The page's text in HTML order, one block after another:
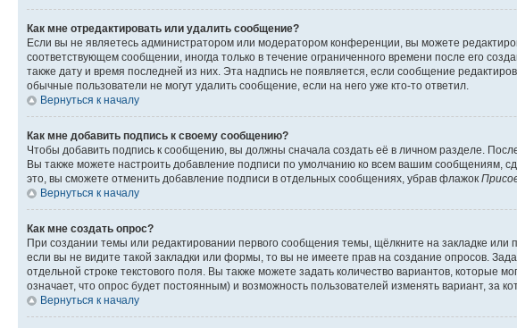
Как мне отредактировать или удалить сообщение?
Если вы не являетесь администратором или модератором конференции, вы можете
соответствующем сообщении, иногда только в течение ограниченного времени после его
также дату и время последней из них. Эта надпись не появляется, если сообщение
обычные пользователи не могут удалить сообщение, если на него уже кто-то ответил.
Вернуться к началу
Как мне добавить подпись к своему сообщению?
Чтобы добавить подпись к сообщению, вы должны сначала создать её в личном разделе.
Вы также можете настроить добавление подписи по умолчанию ко всем вашим сообщениям,
это, вы сможете отменить добавление подписи в отдельных сообщениях, убрав флажок
Вернуться к началу
Как мне создать опрос?
При создании темы или редактировании первого сообщения темы, щёлкните на закладке или
если вы не видите такой закладки или формы, то вы не имеете прав на создание опросов.
отдельной строке текстового поля. Вы также можете задать количество вариантов,
означает, что опрос будет постоянным) и возможность пользователей изменять вариант, за
Вернуться к началу